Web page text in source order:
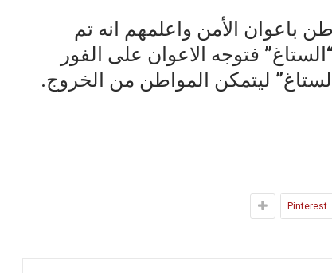
باعوان الأمن واعلمهم انه تم
فتوجه الاعوان على الفور
ليتمكن المواطن من الخروج.
Pinterest